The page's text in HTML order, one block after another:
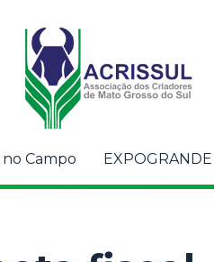
Campo EXPOGRANDE